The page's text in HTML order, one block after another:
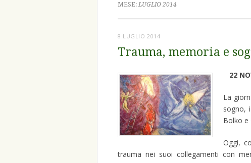
MESE: LUGLIO 2014
8 LUGLIO 2014
Trauma, memoria e
22
La
sogno,
Bolko e
Oggi,
trauma nei suoi collegamenti con